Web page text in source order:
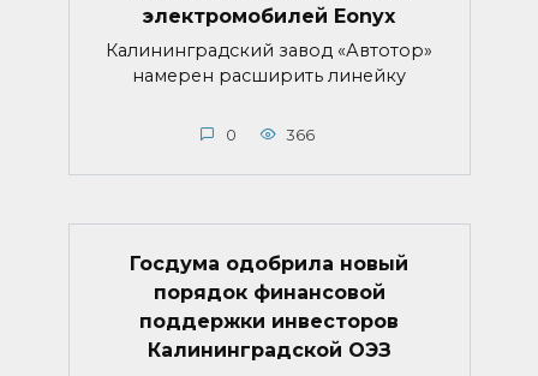
электромобилей Eonyx
Калининградский завод «Автотор»
намерен расширить линейку
0 366
Госдума одобрила новый
порядок финансовой
поддержки инвесторов
Калининградской ОЭЗ